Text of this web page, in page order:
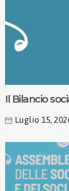
Il Bilancio
Luglio 15,